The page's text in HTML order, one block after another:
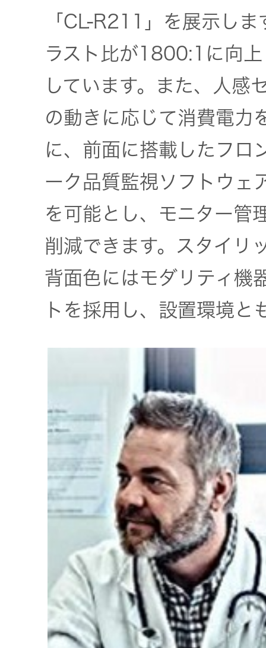
「CL-R211」を展示し
ラスト比が1800:1に向
しています。また、人感
の動きに応じて消費電力
に、前面に搭載したフロ
ーク品質監視ソフトウ
を可能とし、モニター管
削減できます。スタイリ
背面色にはモダリティ機
トを採用し、設置環境と